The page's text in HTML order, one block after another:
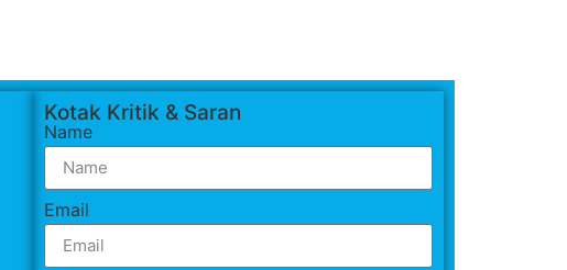
Kotak Kritik & Saran
Name
Email